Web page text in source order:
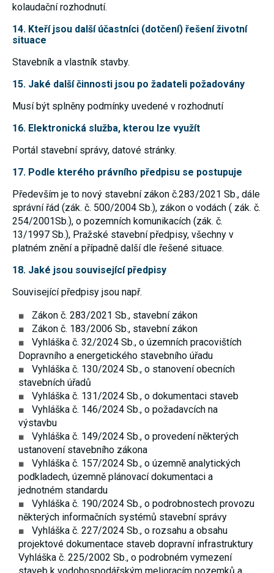
kolaudační rozhodnutí.
14. Kteří jsou další účastníci (dotčení) řešení životní
situace
Stavebník a vlastník stavby.
15. Jaké další činnosti jsou po žadateli požadovány
Musí být splněny podmínky uvedené v rozhodnutí
16. Elektronická služba, kterou lze využít
Portál stavební správy, datové stránky.
17. Podle kterého právního předpisu se postupuje
Především je to nový stavební zákon č.283/2021 Sb., dále
správní řád (zák. č. 500/2004 Sb.), zákon o vodách ( zák. č.
254/2001Sb.), o pozemních komunikacích (zák. č.
13/1997 Sb.), Pražské stavební předpisy, všechny v
platném znění a případně další dle řešené situace.
18. Jaké jsou související předpisy
Související předpisy jsou např.
Zákon č. 283/2021 Sb., stavební zákon
Zákon č. 183/2006 Sb., stavební zákon
Vyhláška č. 32/2024 Sb., o územních pracovištích
Dopravního a energetického stavebního úřadu
Vyhláška č. 130/2024 Sb., o stanovení obecních
stavebních úřadů
Vyhláška č. 131/2024 Sb., o dokumentaci staveb
Vyhláška č. 146/2024 Sb., o požadavcích na
výstavbu
Vyhláška č. 149/2024 Sb., o provedení některých
ustanovení stavebního zákona
Vyhláška č. 157/2024 Sb., o územně analytických
podkladech, územně plánovací dokumentaci a
jednotném standardu
Vyhláška č. 190/2024 Sb., o podrobnostech provozu
některých informačních systémů stavební správy
Vyhláška č. 227/2024 Sb., o rozsahu a obsahu
projektové dokumentace staveb dopravní infrastruktury
Vyhláška č. 225/2002 Sb., o podrobném vymezení
nevyjádříte
souhlas, nebudete